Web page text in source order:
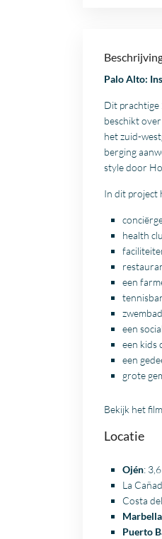
Palo Alto:
Dit prachtige
beschikt
het zuid-
berging
style door
In dit project
health
een
een
een kids
een
grote
Bekijk het
Locatie
Ojén:
La
Costa
Marbella
Puerto